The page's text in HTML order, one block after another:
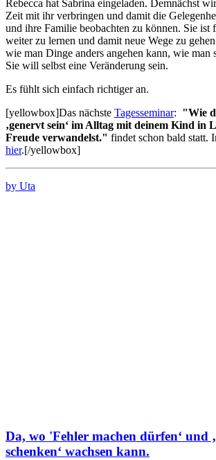
Rebecca hat Sabrina eingeladen. Demnächst
Zeit mit ihr verbringen und damit die
und ihre Familie beobachten zu können. Sie ist
weiter zu lernen und damit neue Wege zu
wie man Dinge anders angehen kann, wie man
Sie will selbst eine Veränderung sein.
Es fühlt sich einfach richtiger an.
[yellowbox]Das nächste Tagesseminar: "Wie
‚genervt sein‘ im Alltag mit deinem Kind in
Freude verwandelst." findet schon bald statt.
hier.[/yellowbox]
by Uta
Da, wo 'Fehler machen dürfen‘ und
schenken‘ wachsen kann.